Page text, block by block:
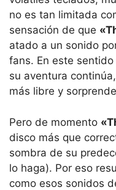
no es tan limitada
sensación de que
atado a un sonido
fans. En este
su aventura
más libre y
Pero de momento
disco más que
sombra de su
lo haga). Por eso
como esos sonidos